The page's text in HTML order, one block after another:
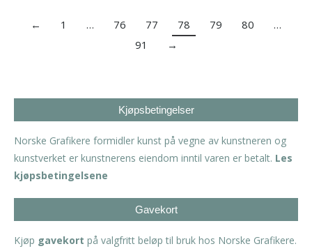
← 1 … 76 77 78 79 80
…
91
→
Kjøpsbetingelser
Norske Grafikere formidler kunst på vegne av kunstneren og
kunstverket er kunstnerens eiendom inntil varen er betalt. Les
kjøpsbetingelsene
Gavekort
Kjøp gavekort på valgfritt beløp til bruk hos Norske Grafikere.